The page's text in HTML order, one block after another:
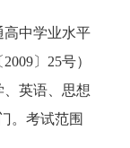
高中学业水平
〕25号）
英语、思想
。考试范围